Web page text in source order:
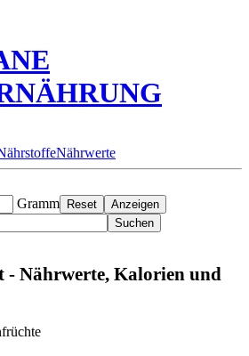
Nährwerte
Gramm
- Nährwerte, Kalorien und